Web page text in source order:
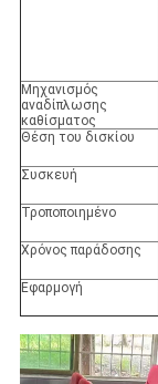
Μηχανισμός
αναδίπλωσης
καθίσματος
Θέση του δισκίου
Συσκευή
Τροποποιημένο
Χρόνος παράδοσης
Εφαρμογή